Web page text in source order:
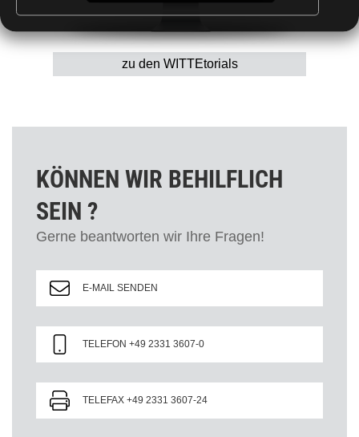
zu den WITTEtorials
KÖNNEN WIR BEHILFLICH
SEIN ?
Gerne beantworten wir Ihre Fragen!
E-MAIL SENDEN
TELEFON +49 2331 3607-0
TELEFAX +49 2331 3607-24